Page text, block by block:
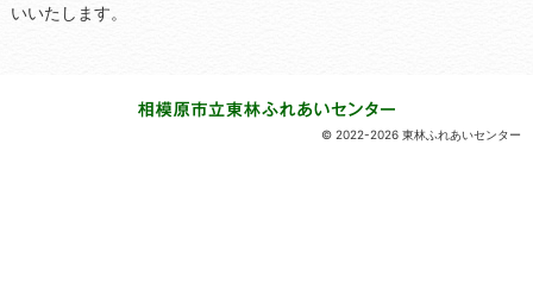
いいたします。
© 2022-2026 東林ふれあいセンター